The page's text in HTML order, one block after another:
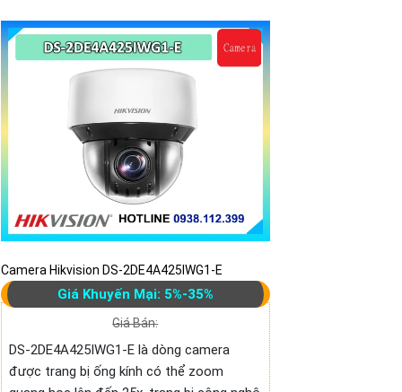
Camera Hikvision DS-2DE4A425IWG1-E
Giá Khuyến Mại: 5%-35%
Giá Bán:
DS-2DE4A425IWG1-E là dòng camera
được trang bị ống kính có thể zoom